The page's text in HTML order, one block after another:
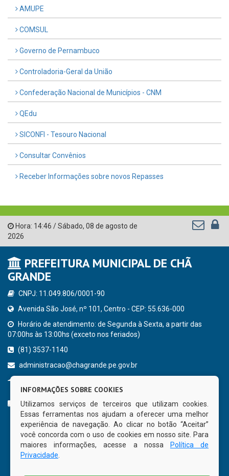
AMUPE
COMSUL
Governo de Pernambuco
Controladoria-Geral da União
Confederação Nacional de Municípios - CNM
QEdu
SICONFI - Tesouro Nacional
Consultar Convênios
Receber Informações sobre novos Repasses
Hora: 14:46 /Sábado, 08 de agosto de
2026
PREFEITURA MUNICIPAL DE CHÃ
GRANDE
CNPJ: 11.049.806/0001-90
Avenida São José, nº 101, Centro - CEP: 55.636-000
Horário de atendimento: de Segunda à Sexta, a partir das
07:00hs às 13:00hs (exceto nos feriados)
(81) 3537-1140
administracao@chagrande.pe.gov.br
CURTA NOSSA FAN PAGE
INFORMAÇÕES SOBRE COOKIES
Utilizamos serviços de terceiros que utilizam cookies.
Essas ferramentas nos ajudam a oferecer uma melhor
experiência de navegação. Ao clicar no botão “Aceitar”
você concorda com o uso de cookies em nosso site. Para
maiores informações, acesse a nossa
Política de
Privacidade